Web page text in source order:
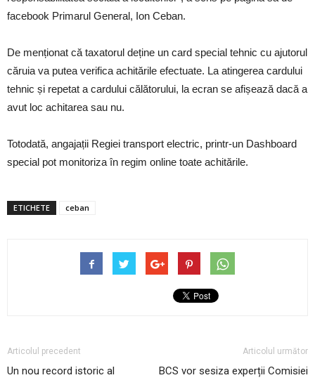
facebook Primarul General, Ion Ceban.
De menționat că taxatorul deține un card special tehnic cu ajutorul
căruia va putea verifica achitările efectuate. La atingerea cardului
tehnic și repetat a cardului călătorului, la ecran se afișează dacă a
avut loc achitarea sau nu.
Totodată, angajații Regiei transport electric, printr-un Dashboard
special pot monitoriza în regim online toate achitările.
ETICHETE ceban
Articolul precedent
Un nou record istoric al
Articolul următor
BCS vor sesiza experții Comisiei